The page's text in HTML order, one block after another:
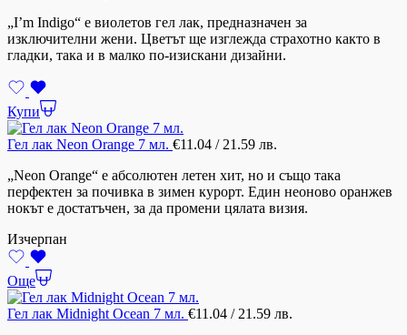
„I’m Indigo“ е виолетов гел лак, предназначен за
изключителни жени. Цветът ще изглежда страхотно както в
гладки, така и в малко по-изискани дизайни.
Купи
Гел лак Neon Orange 7 мл. €11.04 / 21.59 лв.
„Neon Orange“ е абсолютен летен хит, но и също така
перфектен за почивка в зимен курорт. Един неоново оранжев
нокът е достатъчен, за да промени цялата визия.
Изчерпан
Още
Гел лак Midnight Ocean 7 мл. €11.04 / 21.59 лв.